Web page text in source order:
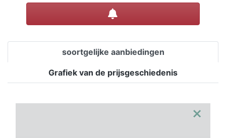
soortgelijke aanbiedingen
Grafiek van de prijsgeschiedenis
×